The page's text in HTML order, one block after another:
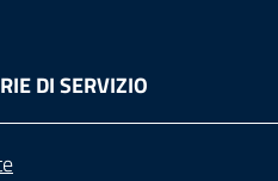
DI SERVIZIO